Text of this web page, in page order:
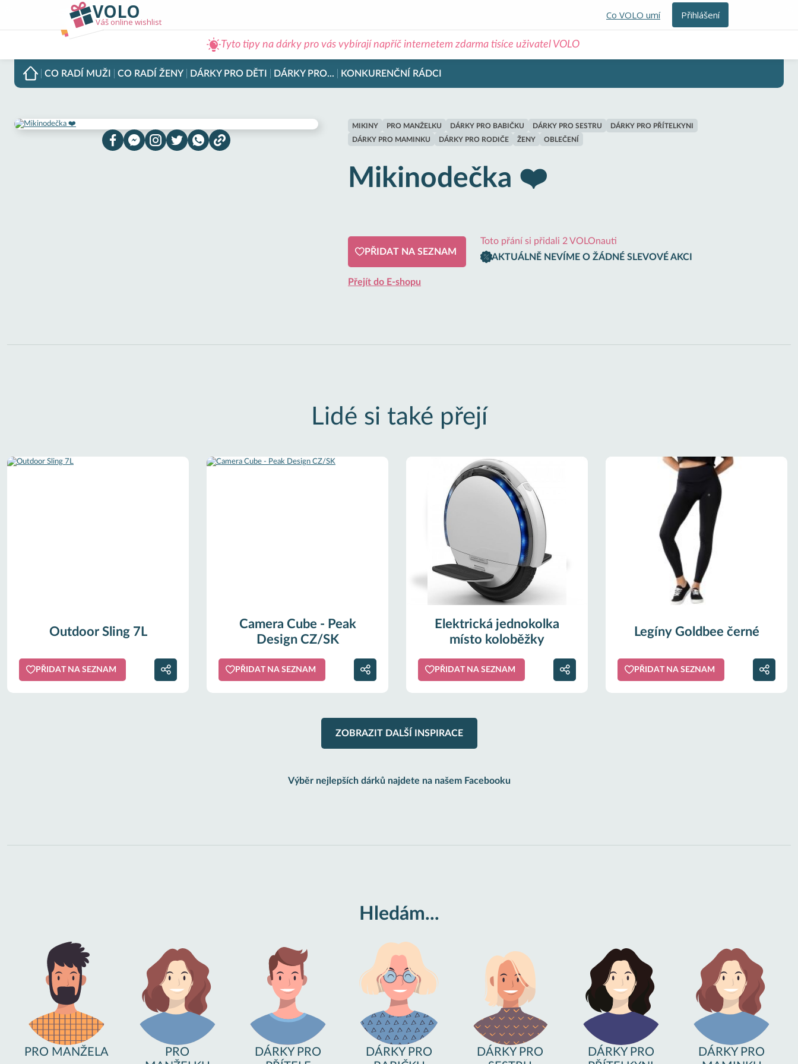
VOLO
Váš online wishlist
Co VOLO umí Přihlášení
Tyto tipy na dárky pro vás vybírají napříč internetem zdarma tisíce uživatel VOLO
CO RADÍ MUŽI CO RADÍ ŽENY DÁRKY PRO DĚTI DÁRKY PRO... KONKURENČNÍ RÁDCI
MIKINY PRO MANŽELKU DÁRKY PRO BABIČKU DÁRKY PRO SESTRU
DÁRKY PRO PŘÍTELKYNI
DÁRKY PRO MAMINKU
DÁRKY PRO RODIČE ŽENY OBLEČENÍ
Mikinodečka ❤️
PŘIDAT NA SEZNAM
Toto přání si přidali 2 VOLOnauti
AKTUÁLNĚ NEVÍME O ŽÁDNÉ SLEVOVÉ AKCI
Přejít do E-shopu
Lidé si také přejí
Outdoor Sling 7L
PŘIDAT NA SEZNAM
Camera Cube - Peak
Design CZ/SK
PŘIDAT NA SEZNAM
Elektrická jednokolka
místo koloběžky
PŘIDAT NA SEZNAM
Legíny Goldbee černé
PŘIDAT NA SEZNAM
ZOBRAZIT DALŠÍ INSPIRACE
Výběr nejlepších dárků najdete na našem Facebooku
Hledám...
PRO MANŽELA
PRO
DÁRKY PRO
DÁRKY PRO
DÁRKY PRO
DÁRKY PRO
DÁRKY PRO